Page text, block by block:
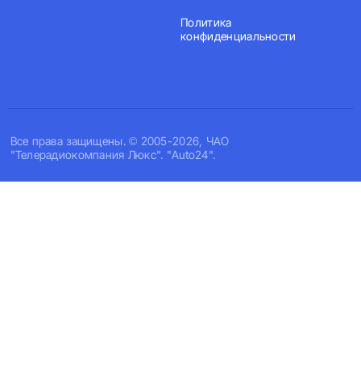
Все права защищены. © 2005-2026, ЧАО
"Телерадиокомпания Люкс". "Auto24".
Политика
конфиденциальности